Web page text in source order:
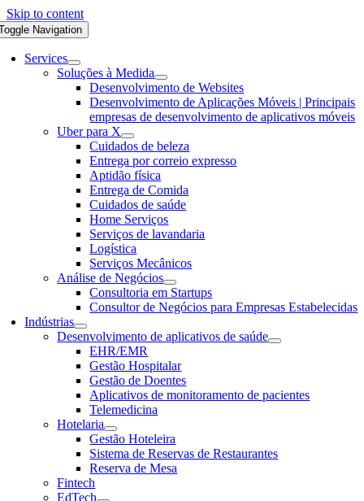
Skip to content
Navigation
Services
Soluções à Medida
Desenvolvimento de Websites
Desenvolvimento de Aplicações Móveis | Principais
empresas de desenvolvimento de aplicativos móveis
Uber para X
Cuidados de beleza
Entrega por correio expresso
Aptidão física
Entrega de Comida
Cuidados de saúde
Home Serviços
Serviços de lavandaria
Logística
Serviços Mecânicos
Análise de Negócios
Consultoria em Startups
Consultor de Negócios para Empresas Estabelecidas
Indústrias
Desenvolvimento de aplicativos de saúde
EHR/EMR
Gestão Hospitalar
Gestão de Doentes
Aplicativos de monitoramento de pacientes
Telemedicina
Hotelaria
Gestão Hoteleira
Sistema de Reservas de Restaurantes
Reserva de Mesa
Fintech
EdTech